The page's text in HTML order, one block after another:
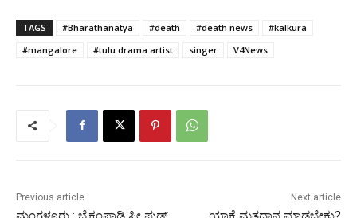
TAGS #Bharathanatya #death #death news
#kalkura
#mangalore
#tulu drama artist singer V4News
Previous article Next article